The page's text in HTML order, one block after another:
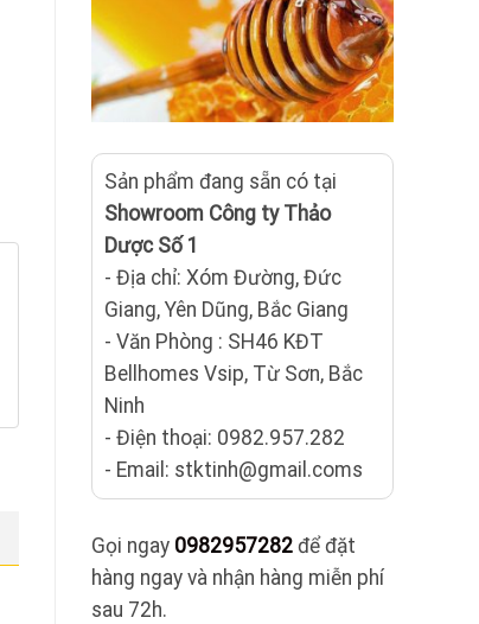
Sản phẩm đang sẵn có tại
Showroom Công ty Thảo
Dược Số 1
- Địa chỉ: Xóm Đường, Đức
Giang, Yên Dũng, Bắc Giang
- Văn Phòng : SH46 KĐT
Bellhomes Vsip, Từ Sơn, Bắc
Ninh
- Điện thoại: 0982.957.282
- Email: stktinh@gmail.coms
Gọi ngay 0982957282 để đặt
hàng ngay và nhận hàng miễn phí
sau 72h.